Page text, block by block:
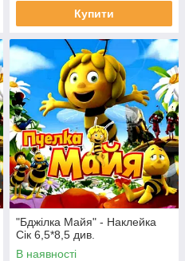
Купити
"Бджілка Майя" - Наклейка
Сік 6,5*8,5 див.
В наявності